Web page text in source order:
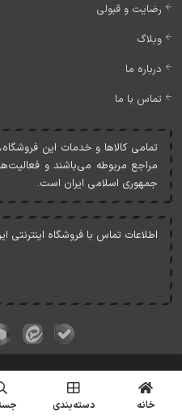
رضایت و قبولی
وبلاگ
درباره ما
تماس با ما
تمامی کالاها و خدمات اين
مراجع مربوطه می‌باشند و
جمهوری اسلامی ايران است.
اطلاعات تماس با فروشگاه اینترنتی
خانه دسته‌بندی